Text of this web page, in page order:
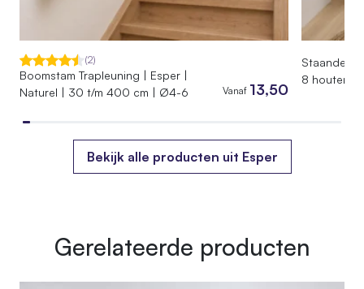
Gewicht
25 kg
115 × 40 × 65 cm
(2)
Boomstam Trapleuning | Esper |
Naturel | 30 t/m 400 cm | Ø4-6
Vanaf 13,50
Staande
8 houten
Bekijk alle producten uit Esper
Gerelateerde producten